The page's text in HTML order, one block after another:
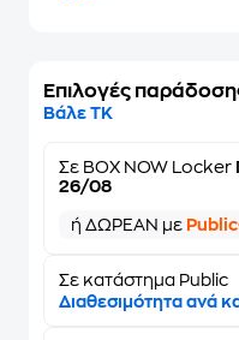
Επιλογές
Βάλε ΤΚ
Σε BOX NOW Locker
26/08
ή ΔΩΡΕΑΝ με
Σε κατάστημα Public
Διαθεσιμότητα ανά